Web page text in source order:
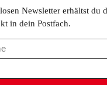
Newsletter erhältst du
in dein Postfach.